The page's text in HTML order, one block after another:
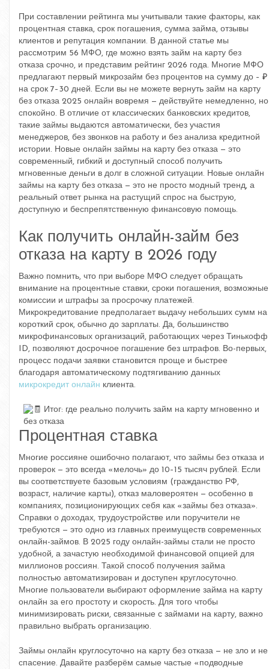
При составлении рейтинга мы учитывали такие факторы, как
процентная ставка, срок погашения, сумма займа, отзывы
клиентов и репутация компании. В данной статье мы
рассмотрим 56 МФО, где можно взять займ на карту без
отказа срочно, и представим рейтинг 2026 года. Многие МФО
предлагают первый микрозайм без процентов на сумму до – ₽
на срок 7–30 дней. Если вы не можете вернуть займ на карту
без отказа 2025 онлайн вовремя — действуйте немедленно, но
спокойно. В отличие от классических банковских кредитов,
такие займы выдаются автоматически, без участия
менеджеров, без звонков на работу и без анализа кредитной
истории. Новые онлайн займы на карту без отказа — это
современный, гибкий и доступный способ получить
мгновенные деньги в долг в сложной ситуации. Новые онлайн
займы на карту без отказа — это не просто модный тренд, а
реальный ответ рынка на растущий спрос на быструю,
доступную и беспрепятственную финансовую помощь.
Как получить онлайн-займ без
отказа на карту в 2026 году
Важно помнить, что при выборе МФО следует обращать
внимание на процентные ставки, сроки погашения, возможные
комиссии и штрафы за просрочку платежей.
Микрокредитование предполагает выдачу небольших сумм на
короткий срок, обычно до зарплаты. Да, большинство
микрофинансовых организаций, работающих через Тинькофф
ID, позволяют досрочное погашение без штрафов. Во-первых,
процесс подачи заявки становится проще и быстрее
благодаря автоматическому подтягиванию данных
микрокредит онлайн клиента.
Процентная ставка
Многие россияне ошибочно полагают, что займы без отказа и
проверок — это всегда «мелочь» до 10–15 тысяч рублей. Если
вы соответствуете базовым условиям (гражданство РФ,
возраст, наличие карты), отказ маловероятен — особенно в
компаниях, позиционирующих себя как «займы без отказа».
Справки о доходах, трудоустройстве или поручители не
требуются — это одно из главных преимуществ современных
онлайн-займов. В 2025 году онлайн-займы стали не просто
удобной, а зачастую необходимой финансовой опцией для
миллионов россиян. Такой способ получения займа
полностью автоматизирован и доступен круглосуточно.
Многие пользователи выбирают оформление займа на карту
онлайн за его простоту и скорость. Для того чтобы
минимизировать риски, связанные с займами на карту, важно
правильно выбрать организацию.
Займы онлайн круглосуточно на карту без отказа — не зло и не
спасение. Давайте разберём самые частые «подводные